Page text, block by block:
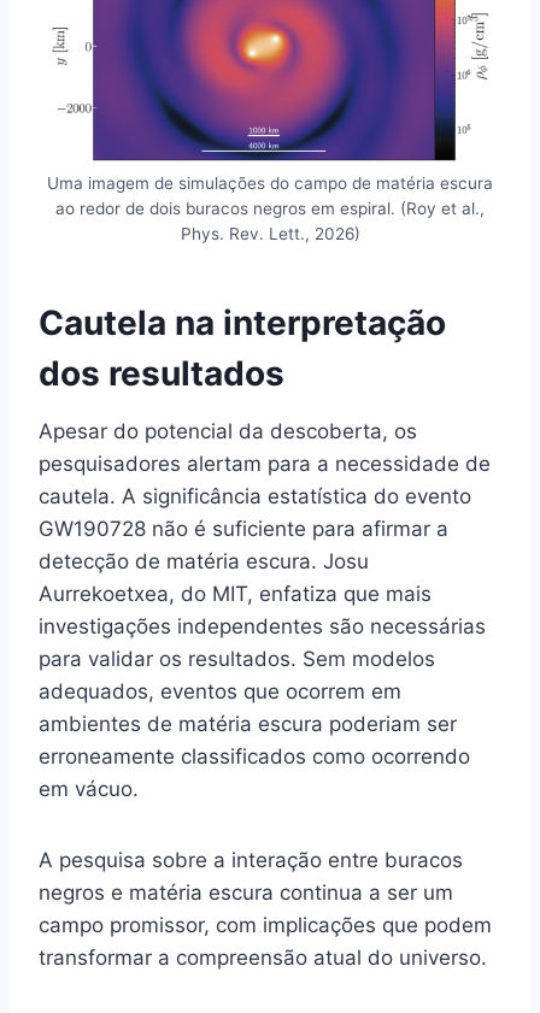
Uma imagem de simulações do campo de matéria escura
ao redor de dois buracos negros em espiral. (Roy et al.,
Phys. Rev. Lett., 2026)
Cautela na interpretação
dos resultados
Apesar do potencial da descoberta, os
pesquisadores alertam para a necessidade de
cautela. A significância estatística do evento
GW190728 não é suficiente para afirmar a
detecção de matéria escura. Josu
Aurrekoetxea, do MIT, enfatiza que mais
investigações independentes são necessárias
para validar os resultados. Sem modelos
adequados, eventos que ocorrem em
ambientes de matéria escura poderiam ser
erroneamente classificados como ocorrendo
em vácuo.
A pesquisa sobre a interação entre buracos
negros e matéria escura continua a ser um
campo promissor, com implicações que podem
transformar a compreensão atual do universo.